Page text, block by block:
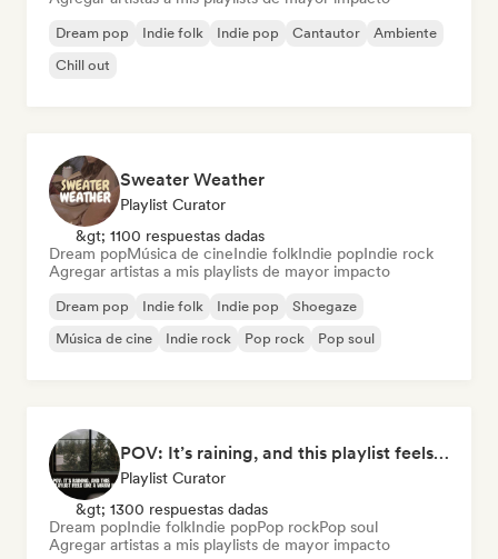
Dream pop Indie folk Indie pop Cantautor
Ambiente
Chill out
Sweater Weather
Playlist Curator
&gt; 1100 respuestas dadas
Dream popMúsica de cineIndie folkIndie popIndie rock
Agregar artistas a mis playlists de mayor impacto
Dream pop Indie folk Indie pop
Shoegaze
Música de cine
Indie rock Pop rock Pop soul
POV: It’s raining, and this playlist feels like a warm hug
Playlist Curator
&gt; 1300 respuestas dadas
Dream popIndie folkIndie popPop rockPop soul
Agregar artistas a mis playlists de mayor impacto